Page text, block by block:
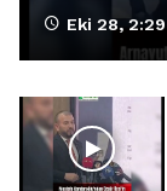
Eki 28,